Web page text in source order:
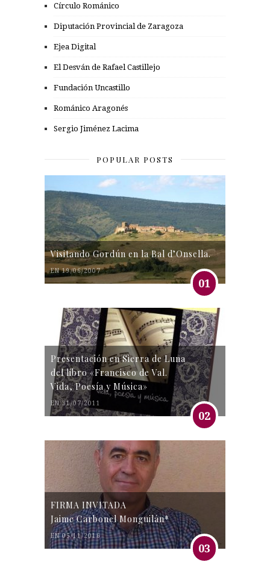
Círculo Románico
Diputación Provincial de Zaragoza
Ejea Digital
El Desván de Rafael Castillejo
Fundación Uncastillo
Románico Aragonés
Sergio Jiménez Lacima
POPULAR POSTS
Visitando Gordún en la Bal d’Onsella.
EN 19/06/2007
01
Presentación en Sierra de Luna
del libro «Francisco de Val.
Vida, Poesía y Música»
EN 31/07/2011
02
FIRMA INVITADA
Jaime Carbonel Monguilán*
EN 05/11/2016
03